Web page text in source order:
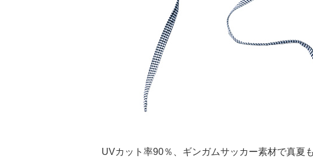
UVカット率90％、ギンガムサッカー素材で真夏